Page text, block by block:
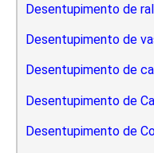
Desentupimento de
Desentupimento de
Desentupimento de
Desentupimento de
Desentupimento de